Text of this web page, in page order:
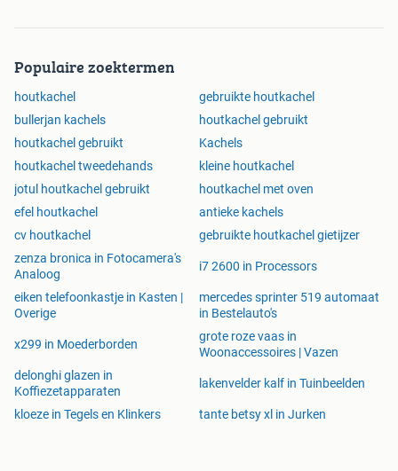
Populaire zoektermen
houtkachel
gebruikte houtkachel
bullerjan kachels
houtkachel gebruikt
houtkachel gebruikt
Kachels
houtkachel tweedehands
kleine houtkachel
jotul houtkachel gebruikt
houtkachel met oven
efel houtkachel
antieke kachels
cv houtkachel
gebruikte houtkachel gietijzer
zenza bronica in Fotocamera's
Analoog
i7 2600 in Processors
eiken telefoonkastje in Kasten |
Overige
mercedes sprinter 519 automaat
in Bestelauto's
x299 in Moederborden
grote roze vaas in
Woonaccessoires | Vazen
delonghi glazen in
Koffiezetapparaten
lakenvelder kalf in Tuinbeelden
kloeze in Tegels en Klinkers tante betsy xl in Jurken